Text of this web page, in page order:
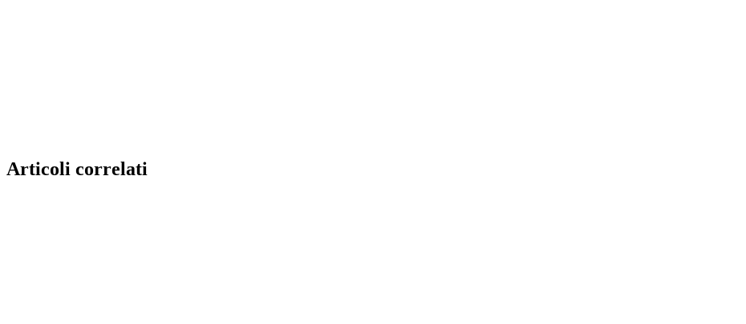
Articoli correlati